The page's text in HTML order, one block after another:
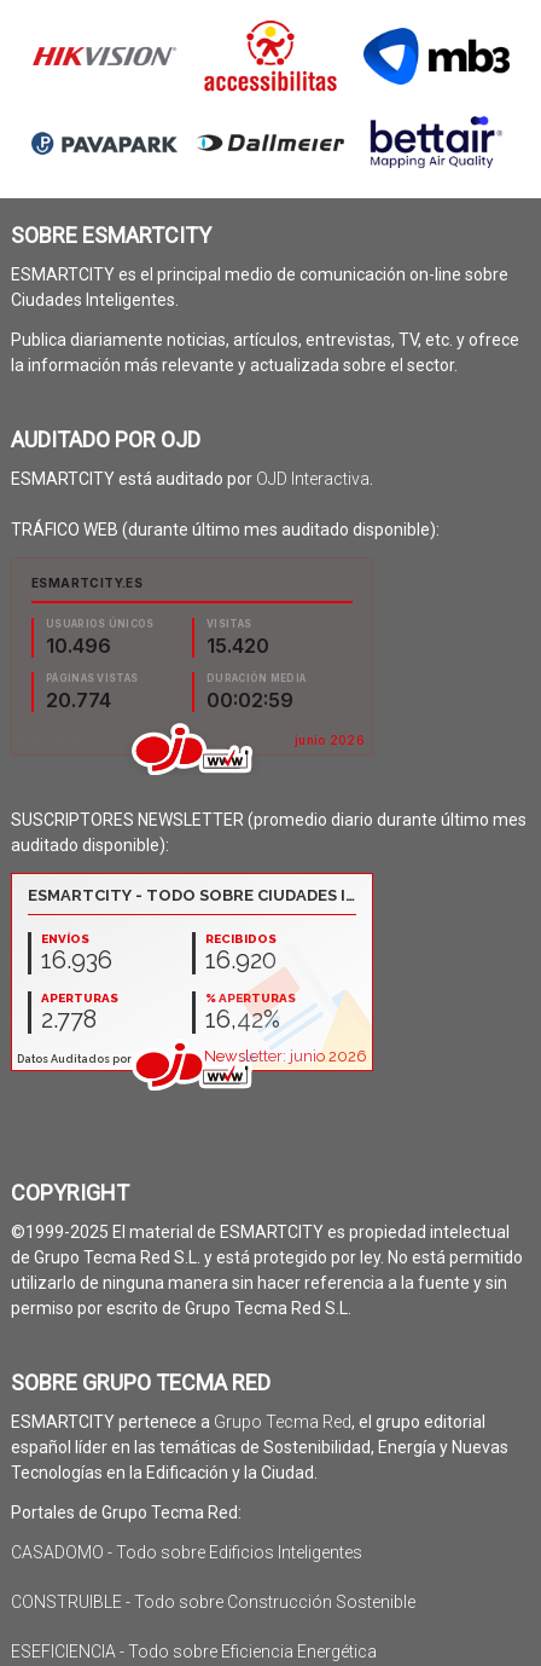
SOBRE ESMARTCITY
ESMARTCITY es el principal medio de comunicación on-line sobre
Ciudades Inteligentes.
Publica diariamente noticias, artículos, entrevistas, TV, etc. y ofrece
la información más relevante y actualizada sobre el sector.
AUDITADO POR OJD
ESMARTCITY está auditado por OJD Interactiva
TRÁFICO WEB (durante último mes auditado disponible):
SUSCRIPTORES NEWSLETTER (promedio diario durante último mes
auditado disponible):
COPYRIGHT
©1999-2025 El material de ESMARTCITY es propiedad intelectual
de Grupo Tecma Red S.L. y está protegido por ley. No está permitido
utilizarlo de ninguna manera sin hacer referencia a la fuente y sin
permiso por escrito de Grupo Tecma Red S.L.
SOBRE GRUPO TECMA RED
ESMARTCITY pertenece a Grupo Tecma Red, el grupo editorial
español líder en las temáticas de Sostenibilidad, Energía y Nuevas
Tecnologías en la Edificación y la Ciudad.
Portales de Grupo Tecma Red:
CASADOMO - Todo sobre Edificios Inteligentes
CONSTRUIBLE - Todo sobre Construcción Sostenible
ESEFICIENCIA - Todo sobre Eficiencia Energética